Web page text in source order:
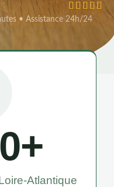
    
• Assistance 24h/24
Atlantique
+